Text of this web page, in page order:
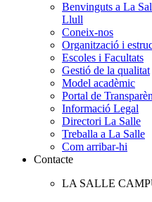
Benvinguts a La
Llull
Coneix-nos
Organització i
Escoles i Facultats
Gestió de la qualitat
Model acadèmic
Portal de
Informació Legal
Directori La Salle
Treballa a La Salle
Com arribar-hi
Contacte
LA SALLE